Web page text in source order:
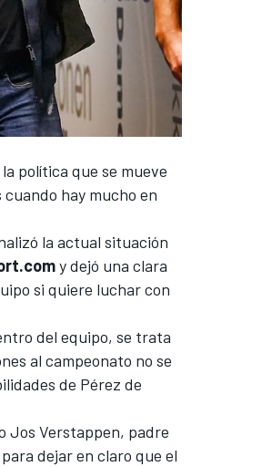
política que se mueve
hay mucho en
la actual situación
y dejó una clara
si quiere luchar con
del equipo, se trata
al campeonato no se
de Pérez de
Jos Verstappen, padre
dejar en claro que el